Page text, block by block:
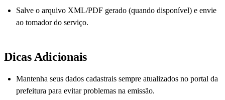
Salve o arquivo XML/PDF gerado (quando disponível) e envie
ao tomador do serviço.
Dicas Adicionais
Mantenha seus dados cadastrais sempre atualizados no portal da
prefeitura para evitar problemas na emissão.